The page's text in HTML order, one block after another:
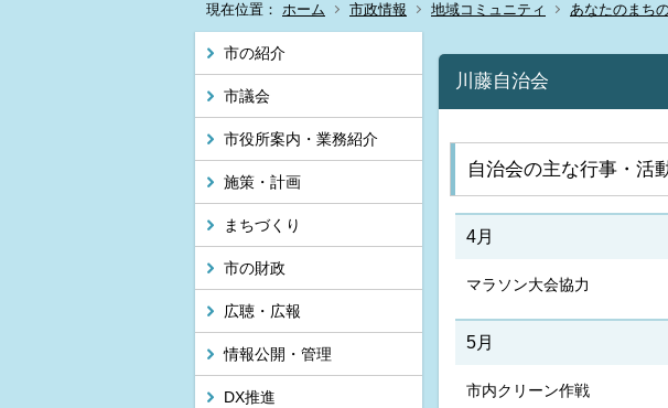
現在位置： ホーム 市政情報 地域コミュニティ あなたのまち
市の紹介
市議会
市役所案内・業務紹介
施策・計画
まちづくり
市の財政
広聴・広報
情報公開・管理
DX推進
川藤自治会
自治会の主な行事・活
4月
マラソン大会協力
5月
市内クリーン作戦